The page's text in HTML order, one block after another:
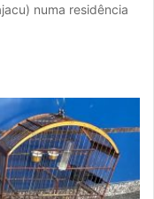
numa residência